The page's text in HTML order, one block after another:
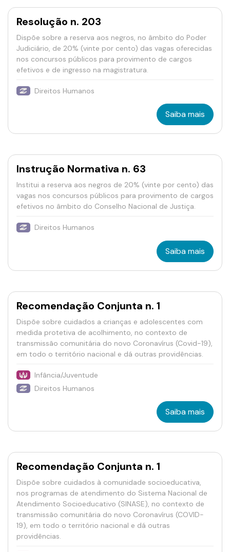
Resolução n. 203
Dispõe sobre a reserva aos negros, no âmbito do Poder
Judiciário, de 20% (vinte por cento) das vagas oferecidas
nos concursos públicos para provimento de cargos
efetivos e de ingresso na magistratura.
Direitos Humanos
Saiba mais
Instrução Normativa n. 63
Institui a reserva aos negros de 20% (vinte por cento) das
vagas nos concursos públicos para provimento de cargos
efetivos no âmbito do Conselho Nacional de Justiça.
Direitos Humanos
Saiba mais
Recomendação Conjunta n. 1
Dispõe sobre cuidados a crianças e adolescentes com
medida protetiva de acolhimento, no contexto de
transmissão comunitária do novo Coronavírus (Covid-19),
em todo o território nacional e dá outras providências.
Infância/Juventude
Direitos Humanos
Saiba mais
Recomendação Conjunta n. 1
Dispõe sobre cuidados à comunidade socioeducativa,
nos programas de atendimento do Sistema Nacional de
Atendimento Socioeducativo (SINASE), no contexto de
transmissão comunitária do novo Coronavírus (COVID-
19), em todo o território nacional e dá outras
providências.